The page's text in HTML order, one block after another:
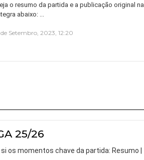
o resumo da partida e a publicação original na
abaixo:
Setembro, 2023, 12:20
25/26
os momentos chave da partida: Resumo |